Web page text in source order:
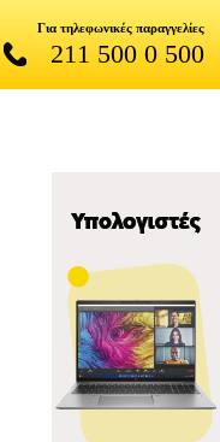
Για τηλεφωνικές παραγγελίες
211 500 0 500